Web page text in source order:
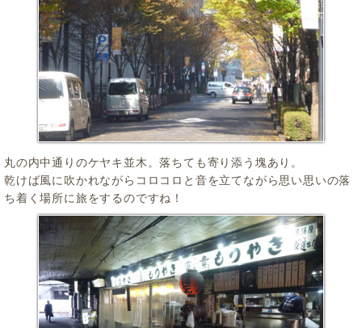
丸の内中通りのケヤキ並木。落ちても寄り添う塊あり。
乾けば風に吹かれながらコロコロと音を立てながら思い思いの落
ち着く場所に旅をするのですね！